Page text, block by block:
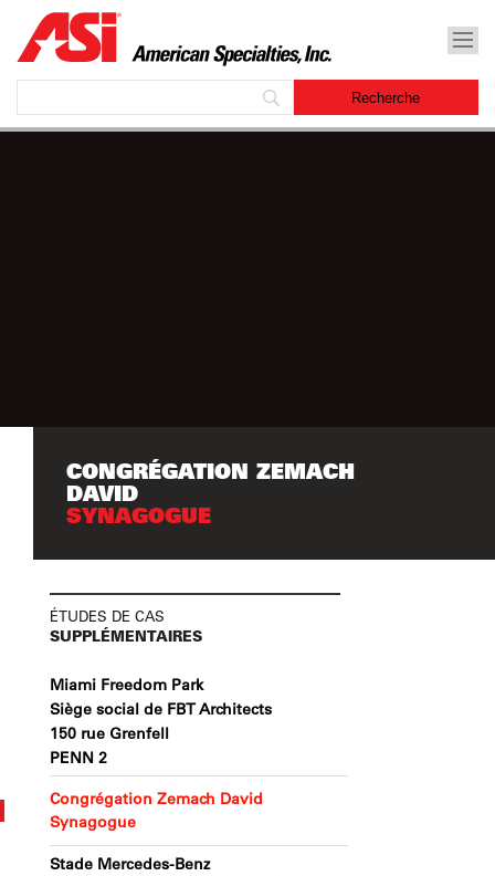
CONGRÉGATION ZEMACH
DAVID
SYNAGOGUE
ÉTUDES DE CAS
SUPPLÉMENTAIRES
Miami Freedom Park
Siège social de FBT Architects
150 rue Grenfell
PENN 2
Congrégation Zemach David
Synagogue
Stade Mercedes-Benz